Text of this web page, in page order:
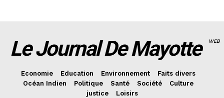
Le Journal De Mayotte WEB
Economie Education Environnement
Faits divers
Océan Indien
Politique Santé Société
Culture
justice
Loisirs